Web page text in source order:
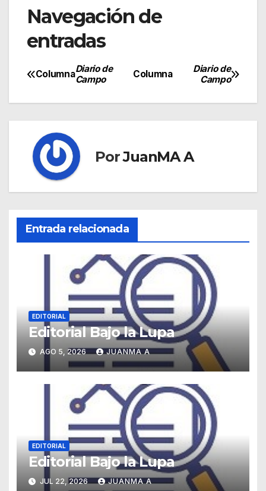
Navegación de
entradas
Columna
Diario de
Campo
ColumnaDiario de
Campo
PorJuanMA A
Entrada relacionada
EDITORIAL
Editorial Bajo la Lupa
AGO 5, 2026 JUANMA A
EDITORIAL
Editorial Bajo la Lupa
JUL 22, 2026 JUANMA A